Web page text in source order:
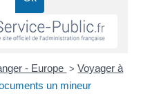
- Europe > Voyager à
un mineur